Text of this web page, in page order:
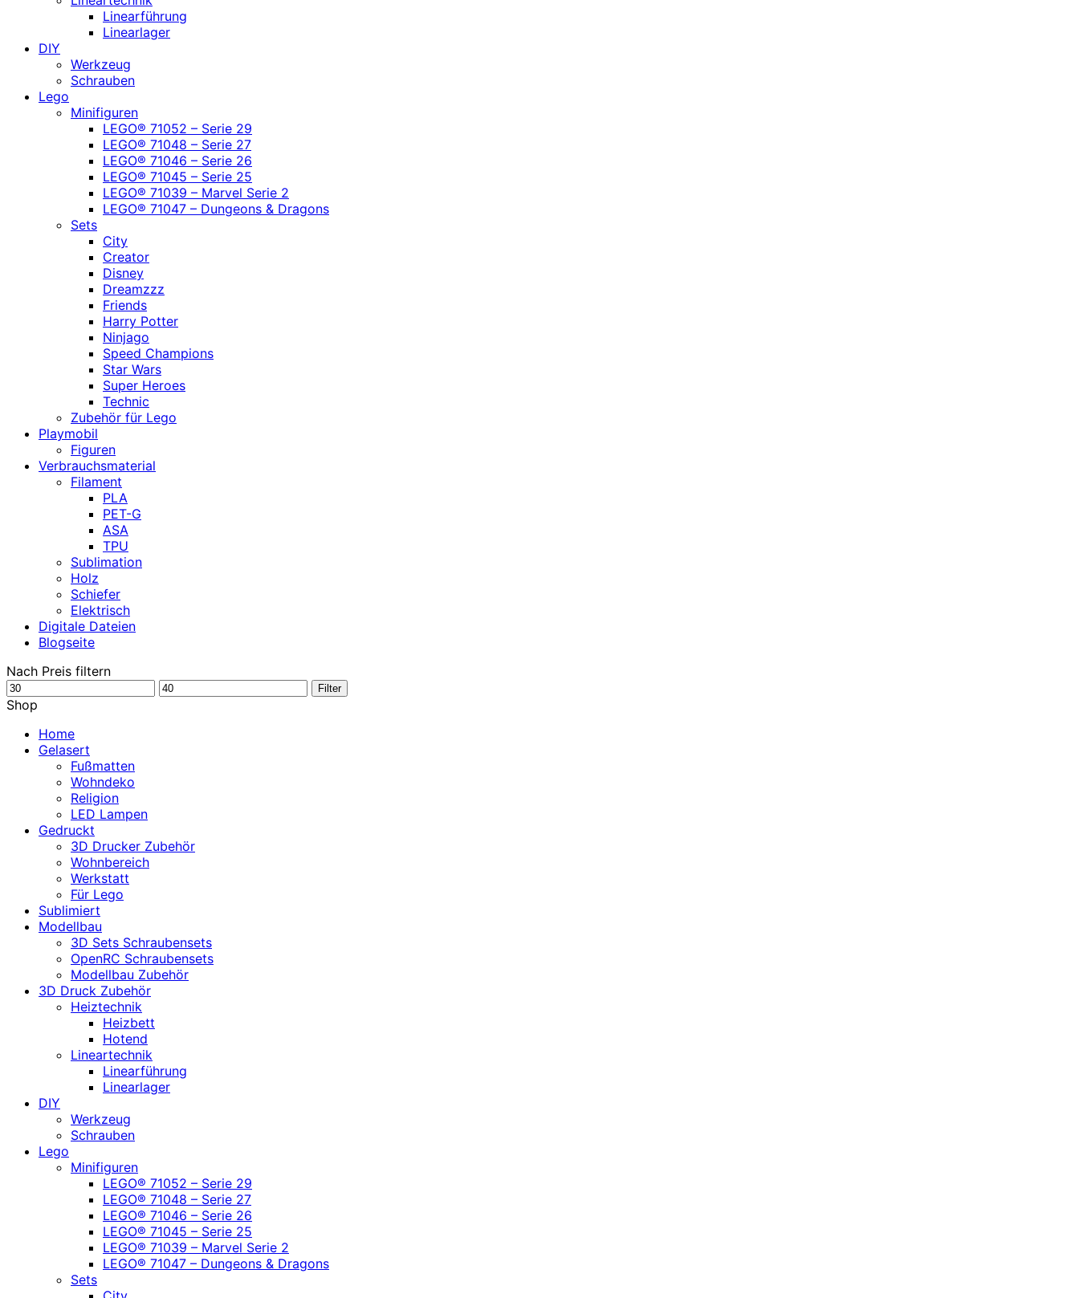
Linearführung
Linearlager
DIY
Werkzeug
Schrauben
Lego
Minifiguren
LEGO® 71052 – Serie 29
LEGO® 71048 – Serie 27
LEGO® 71046 – Serie 26
LEGO® 71045 – Serie 25
LEGO® 71039 – Marvel Serie 2
LEGO® 71047 – Dungeons & Dragons
Sets
City
Creator
Disney
Dreamzzz
Friends
Harry Potter
Ninjago
Speed Champions
Star Wars
Super Heroes
Technic
Zubehör für Lego
Playmobil
Figuren
Verbrauchsmaterial
Filament
PLA
PET-G
ASA
TPU
Sublimation
Holz
Schiefer
Elektrisch
Digitale Dateien
Blogseite
Nach Preis filtern
Min.
Preis
Max.
Filter
Shop
Home
Gelasert
Fußmatten
Wohndeko
Religion
LED Lampen
Gedruckt
3D Drucker Zubehör
Wohnbereich
Werkstatt
Für Lego
Sublimiert
Modellbau
3D Sets Schraubensets
OpenRC Schraubensets
Modellbau Zubehör
3D Druck Zubehör
Heiztechnik
Heizbett
Hotend
Lineartechnik
Linearführung
Linearlager
DIY
Werkzeug
Schrauben
Lego
Minifiguren
LEGO® 71052 – Serie 29
LEGO® 71048 – Serie 27
LEGO® 71046 – Serie 26
LEGO® 71045 – Serie 25
LEGO® 71039 – Marvel Serie 2
LEGO® 71047 – Dungeons & Dragons
Sets